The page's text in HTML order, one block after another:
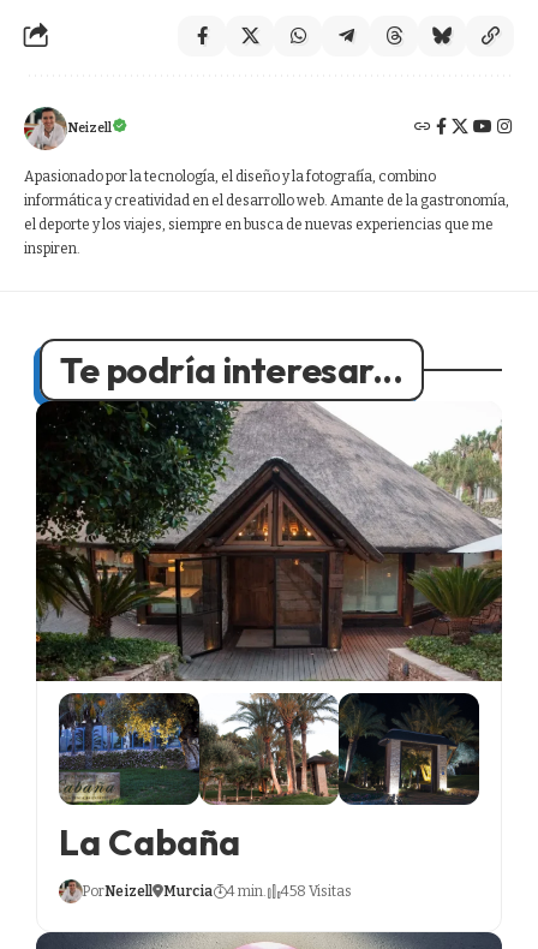
Neizell
Apasionado por la tecnología, el diseño y la fotografía, combino
informática y creatividad en el desarrollo web. Amante de la gastronomía,
el deporte y los viajes, siempre en busca de nuevas experiencias que me
inspiren.
Te podría interesar...
La Cabaña
PorNeizell Murcia 4 min. 458 Visitas